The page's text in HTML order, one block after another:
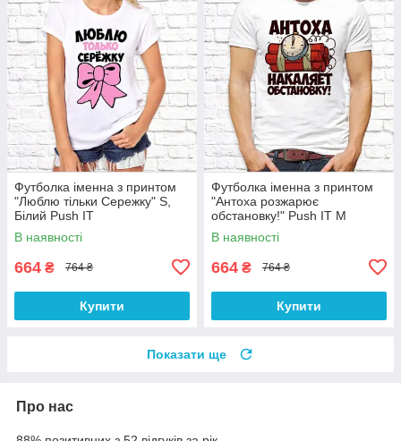
Футболка іменна з принтом
"Люблю тільки Сережку" S,
Білий Push IT
В наявності
664 ₴ 764 ₴
Купити
Футболка іменна з принтом
"Антоха розжарює
обстановку!" Push IT M
В наявності
664 ₴ 764 ₴
Купити
Показати ще
Про нас